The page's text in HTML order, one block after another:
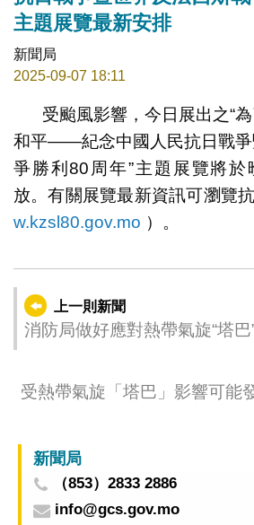
主題展覽最新安排
新聞局
2025-09-07 18:11
受颱風影響，今日展出之“
和平——紀念中國人民抗日戰爭
爭勝利80周年”主題展覽將於
放。有關展覽最新資訊可瀏覽
w.kzsl80.gov.mo ）。
上一則新聞
消防局做好應對熱帶氣旋“塔巴
受熱帶氣旋「塔巴」影響可能
新聞局
（853）2833 2886
info@gcs.gov.mo